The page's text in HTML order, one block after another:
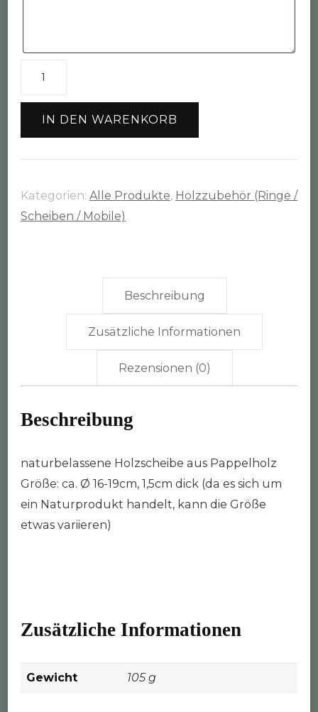
1,5cm
dick)
IN DEN WARENKORB
Kategorien: Alle Produkte, Holzzubehör (Ringe /
Scheiben / Mobile)
Beschreibung
Zusätzliche Informationen
Rezensionen (0)
Beschreibung
naturbelassene Holzscheibe aus Pappelholz
Größe: ca. Ø 16-19cm, 1,5cm dick (da es sich um
ein Naturprodukt handelt, kann die Größe
etwas variieren)
Zusätzliche Informationen
Gewicht 105 g